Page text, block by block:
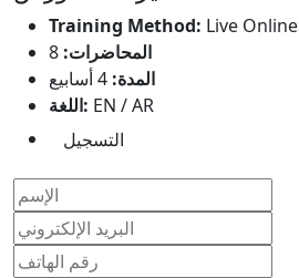
Training Method: Live Online
المحاضرات: 8
المدة: 4 أسابيع
اللغة: EN / AR
التسجيل